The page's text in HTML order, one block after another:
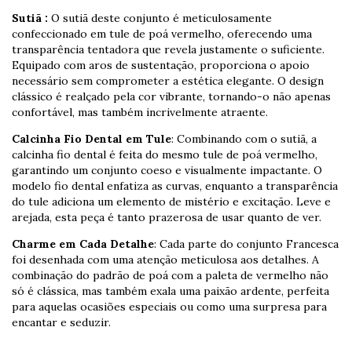
Sutiã : O sutiã deste conjunto é meticulosamente
confeccionado em tule de poá vermelho, oferecendo uma
transparência tentadora que revela justamente o suficiente.
Equipado com aros de sustentação, proporciona o apoio
necessário sem comprometer a estética elegante. O design
clássico é realçado pela cor vibrante, tornando-o não apenas
confortável, mas também incrivelmente atraente.
Calcinha Fio Dental em Tule: Combinando com o sutiã, a
calcinha fio dental é feita do mesmo tule de poá vermelho,
garantindo um conjunto coeso e visualmente impactante. O
modelo fio dental enfatiza as curvas, enquanto a transparência
do tule adiciona um elemento de mistério e excitação. Leve e
arejada, esta peça é tanto prazerosa de usar quanto de ver.
Charme em Cada Detalhe: Cada parte do conjunto Francesca
foi desenhada com uma atenção meticulosa aos detalhes. A
combinação do padrão de poá com a paleta de vermelho não
só é clássica, mas também exala uma paixão ardente, perfeita
para aquelas ocasiões especiais ou como uma surpresa para
encantar e seduzir.